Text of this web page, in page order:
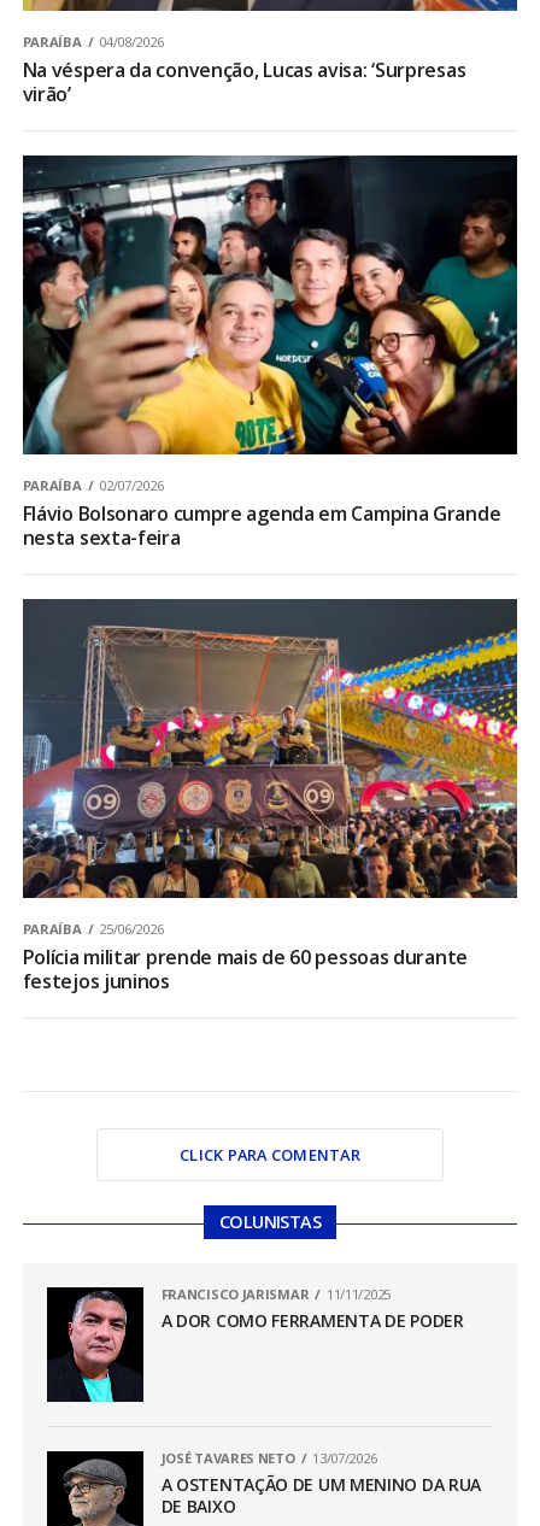
PARAÍBA 04/08/2026
Na véspera da convenção, Lucas avisa: ‘Surpresas
virão’
PARAÍBA 02/07/2026
Flávio Bolsonaro cumpre agenda em Campina Grande
nesta sexta-feira
PARAÍBA 25/06/2026
Polícia militar prende mais de 60 pessoas durante
festejos juninos
CLICK PARA COMENTAR
COLUNISTAS
FRANCISCO JARISMAR 11/11/2025
A DOR COMO FERRAMENTA DE PODER
JOSÉ TAVARES NETO 13/07/2026
A OSTENTAÇÃO DE UM MENINO DA RUA
DE BAIXO